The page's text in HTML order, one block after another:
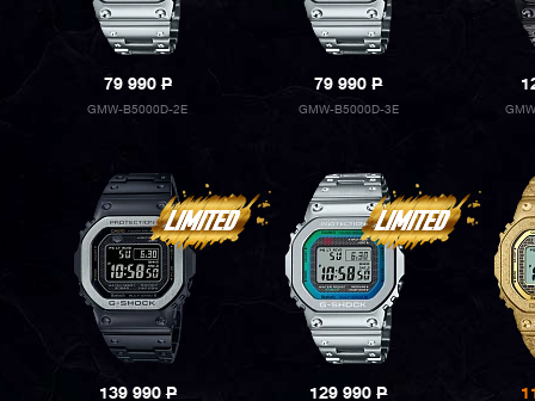
79 990P
GMW-B5000D-2E
79 990P
GMW-B5000D-3E
139 990P 129 990P